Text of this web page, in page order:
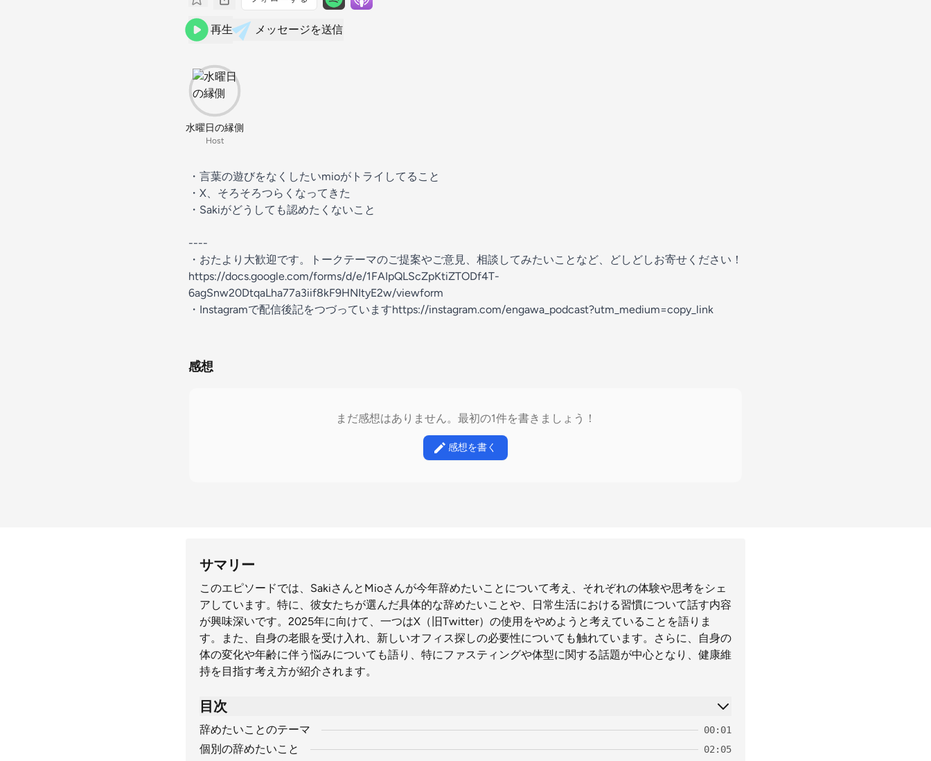
再生 メッセージを送信
水曜日の縁側
Host
・言葉の遊びをなくしたいmioがトライしてること
・X、そろそろつらくなってきた
・Sakiがどうしても認めたくないこと
----
・おたより大歓迎です。トークテーマのご提案やご意見、相談してみたいことなど、どしどしお寄せください！
https://docs.google.com/forms/d/e/1FAIpQLScZpKtiZTODf4T-
6agSnw20DtqaLha77a3iif8kF9HNItyE2w/viewform
・️Instagramで配信後記をつづっていますhttps://instagram.com/engawa_podcast?utm_medium=copy_link
感想
まだ感想はありません。最初の1件を書きましょう！
感想を書く
サマリー
このエピソードでは、SakiさんとMioさんが今年辞めたいことについて考え、それぞれの体験や思考をシェ
アしています。特に、彼女たちが選んだ具体的な辞めたいことや、日常生活における習慣について話す内容
が興味深いです。2025年に向けて、一つはX（旧Twitter）の使用をやめようと考えていることを語りま
す。また、自身の老眼を受け入れ、新しいオフィス探しの必要性についても触れています。さらに、自身の
体の変化や年齢に伴う悩みについても語り、特にファスティングや体型に関する話題が中心となり、健康維
持を目指す考え方が紹介されます。
目次
辞めたいことのテーマ 00:01
個別の辞めたいこと 02:05